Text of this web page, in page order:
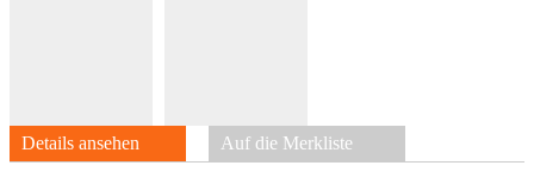
Details ansehen Auf die Merkliste